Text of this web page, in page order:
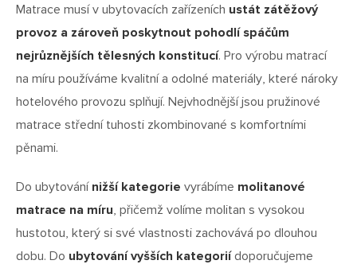
Matrace musí v ubytovacích zařízeních ustát zátěžový
provoz a zároveň poskytnout pohodlí spáčům
nejrůznějších tělesných konstitucí. Pro výrobu matrací
na míru používáme kvalitní a odolné materiály, které nároky
hotelového provozu splňují. Nejvhodnější jsou pružinové
matrace střední tuhosti zkombinované s komfortními
pěnami.
Do ubytování nižší kategorie vyrábíme molitanové
matrace na míru, přičemž volíme molitan s vysokou
hustotou, který si své vlastnosti zachovává po dlouhou
dobu. Do ubytování vyšších kategoriídoporučujeme